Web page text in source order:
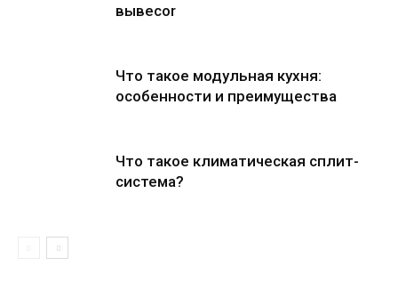
вывесоr
Что такое модульная кухня:
особенности и преимущества
Что такое климатическая сплит-
система?